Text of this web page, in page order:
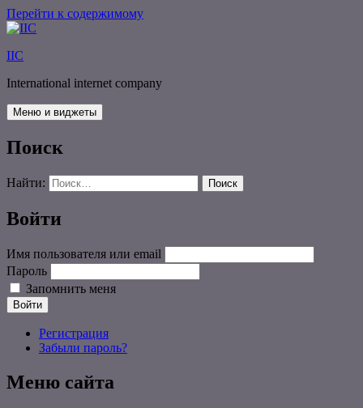
Перейти к содержимому
IIC
International internet company
Меню и виджеты
Поиск
Найти:
Войти
Имя пользователя или email
Пароль
Запомнить меня
Войти
Регистрация
Забыли пароль?
Меню сайта